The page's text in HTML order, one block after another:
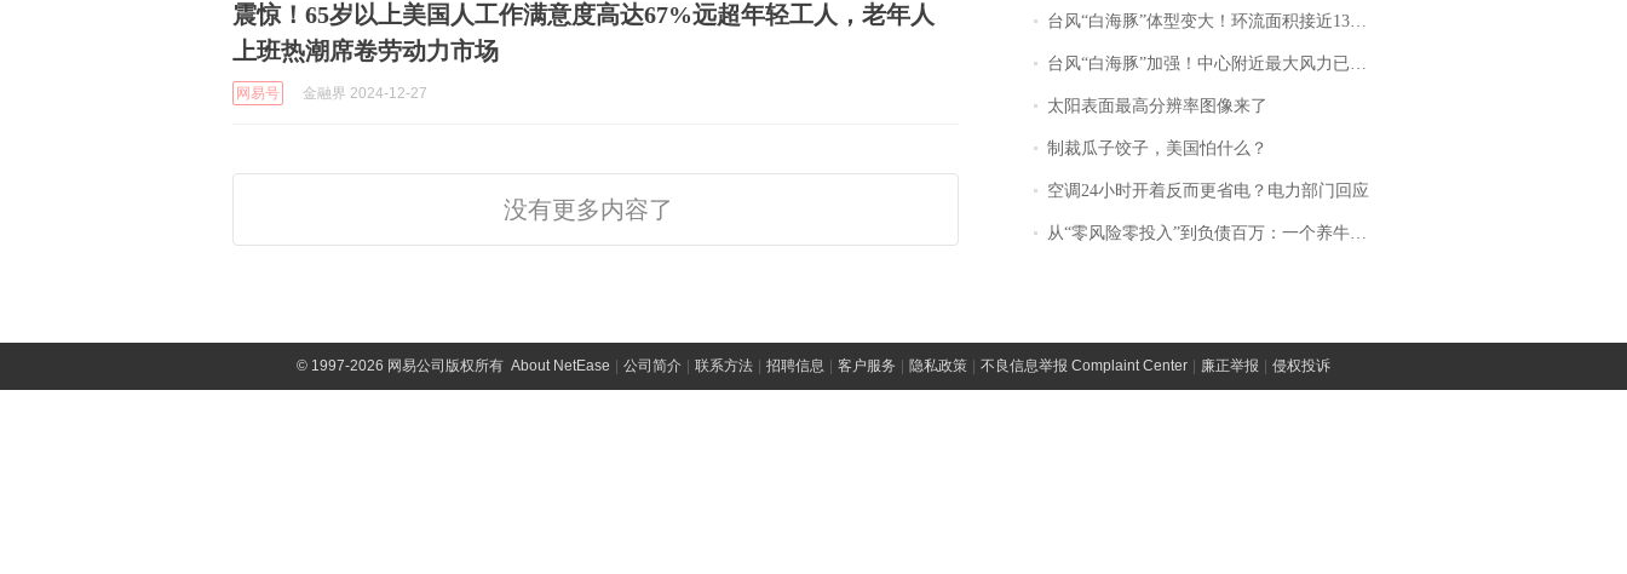
震惊！65岁以上美国人工作满意度高达67%远超年轻工人，老年人
上班热潮席卷劳动力市场
网易号 金融界 2024-12-27
没有更多内容了
台风“白海豚”体型变大！环流面积接近13个浙江那么大
台风“白海豚”加强！中心附近最大风力已达15级 最新研判
太阳表面最高分辨率图像来了
制裁瓜子饺子，美国怕什么？
空调24小时开着反而更省电？电力部门回应
从“零风险零投入”到负债百万：一个养牛项目崩盘后，谁该为农户的贷款买单丨红星调查
©1997-2026 网易公司版权所有 About NetEase 公司简介 联系方法 招聘信息 客户服务 隐私政策 不良信息举报 Complaint Center 廉正举报 侵权投诉